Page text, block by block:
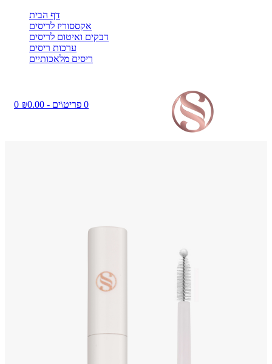
דף הבית
אקססוריז לריסים
דבקים ואיטום לריסים
ערכות ריסים
ריסים מלאכותיים
0 פריט\ים - ₪0.00 0